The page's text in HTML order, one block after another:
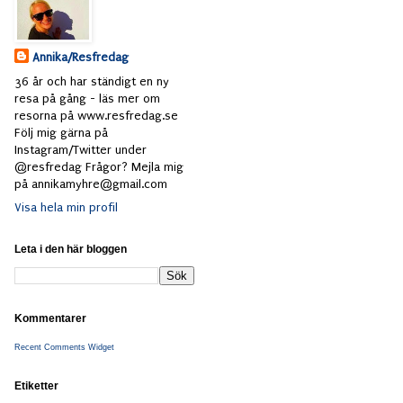
Annika/Resfredag
36 år och har ständigt en ny
resa på gång - läs mer om
resorna på www.resfredag.se
Följ mig gärna på
Instagram/Twitter under
@resfredag Frågor? Mejla mig
på annikamyhre@gmail.com
Visa hela min profil
Leta i den här bloggen
Kommentarer
Recent Comments Widget
Etiketter